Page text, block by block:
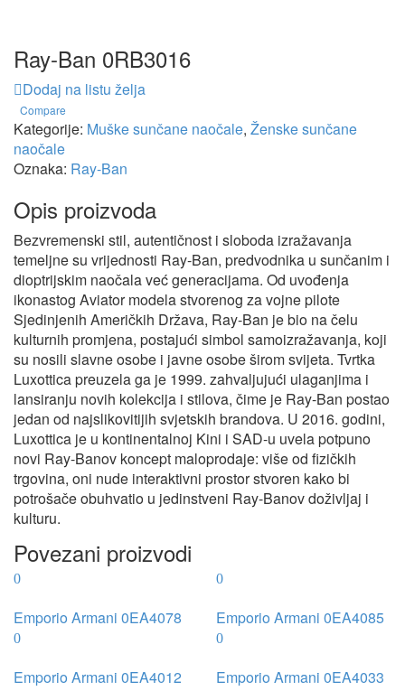
Ray-Ban 0RB3016
Dodaj na listu želja
Compare
Kategorije: Muške sunčane naočale, Ženske sunčane
naočale
Oznaka: Ray-Ban
Opis proizvoda
Bezvremenski stil, autentičnost i sloboda izražavanja
temeljne su vrijednosti Ray-Ban, predvodnika u sunčanim i
dioptrijskim naočala već generacijama. Od uvođenja
ikonastog Aviator modela stvorenog za vojne pilote
Sjedinjenih Američkih Država, Ray-Ban je bio na čelu
kulturnih promjena, postajući simbol samoizražavanja, koji
su nosili slavne osobe i javne osobe širom svijeta. Tvrtka
Luxottica preuzela ga je 1999. zahvaljujući ulaganjima i
lansiranju novih kolekcija i stilova, čime je Ray-Ban postao
jedan od najslikovitijih svjetskih brandova. U 2016. godini,
Luxottica je u kontinentalnoj Kini i SAD-u uvela potpuno
novi Ray-Banov koncept maloprodaje: više od fizičkih
trgovina, oni nude interaktivni prostor stvoren kako bi
potrošače obuhvatio u jedinstveni Ray-Banov doživljaj i
kulturu.
Povezani proizvodi
Emporio Armani 0EA4078 Emporio Armani 0EA4085
Emporio Armani 0EA4012 Emporio Armani 0EA4033